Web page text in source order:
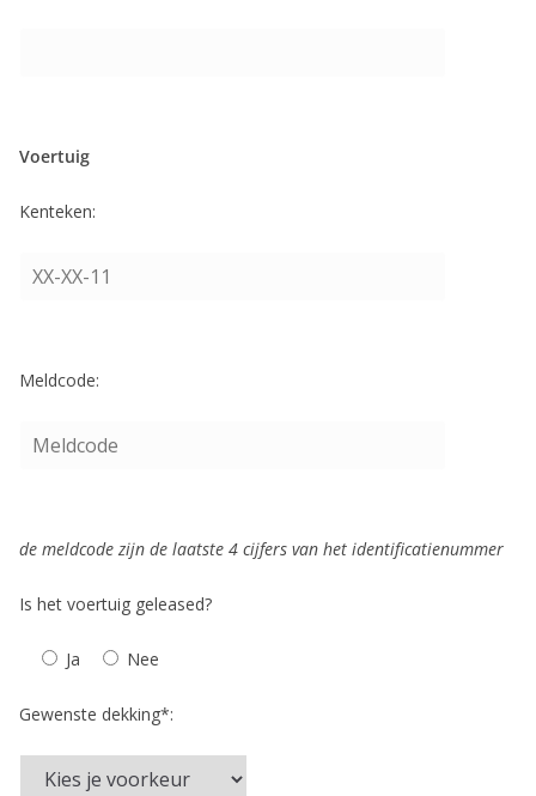
Voertuig
Kenteken:
Meldcode:
de meldcode zijn de laatste 4 cijfers van het identificatienummer
Is het voertuig geleased?
Ja Nee
Gewenste dekking*: